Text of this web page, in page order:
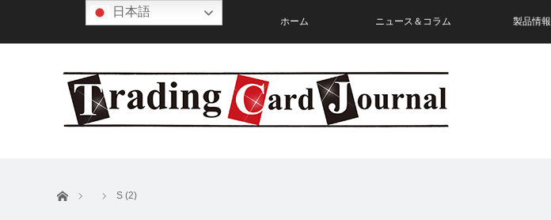
ホーム ニュース＆コラム 製品情報
ホーム S (2)
日本語